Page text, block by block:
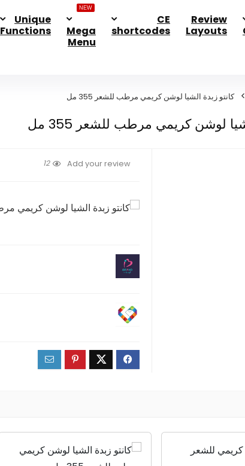
Review
Layouts
CE
shortcodes
Mega
Menu
NEW
Unique
Functions
كانتو زبدة الشيا لوشن كريمي مرطب للشعر 355 مل
لوشن كريمي مرطب للشعر 355 مل
Add your review
12